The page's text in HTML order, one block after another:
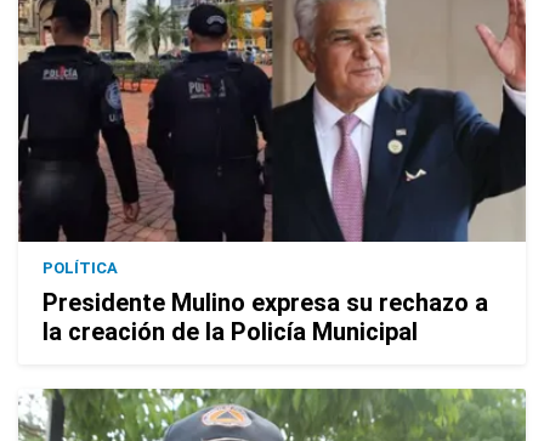
POLÍTICA
Presidente Mulino expresa su rechazo a
la creación de la Policía Municipal